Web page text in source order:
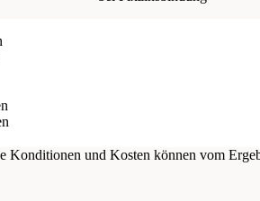
Konditionen und Kosten können vom